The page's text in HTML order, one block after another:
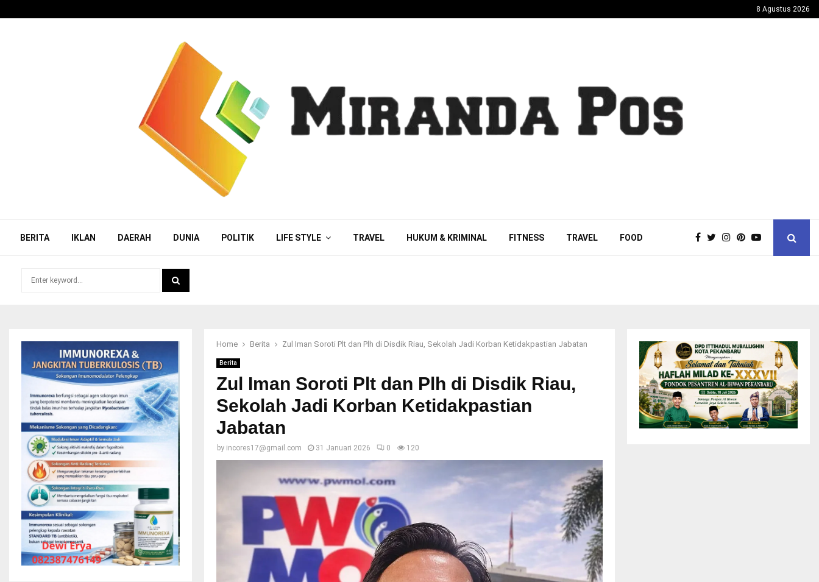
8 Agustus 2026
BERITA IKLAN DAERAH DUNIA POLITIK LIFE STYLE TRAVEL HUKUM & KRIMINAL FITNESS TRAVEL FOOD
Home Berita Zul Iman Soroti Plt dan Plh di Disdik Riau, Sekolah Jadi Korban Ketidakpastian Jabatan
Berita
Zul Iman Soroti Plt dan Plh di Disdik Riau,
Sekolah Jadi Korban Ketidakpastian
Jabatan
by incores17@gmail.com 31 Januari 2026 0 120